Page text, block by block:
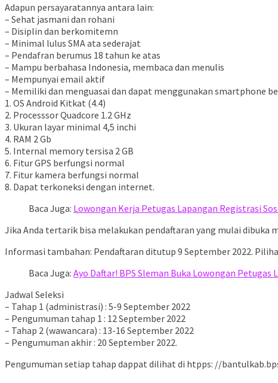
Adapun persayaratannya antara lain:
– Sehat jasmani dan rohani
– Disiplin dan berkomitemn
– Minimal lulus SMA ata sederajat
– Pendafran berumus 18 tahun ke atas
– Mampu berbahasa Indonesia, membaca dan menulis
– Mempunyai email aktif
– Memiliki dan menguasai dan dapat menggunakan smartphone
1. OS Android Kitkat (4.4)
2. Processsor Quadcore 1.2 GHz
3. Ukuran layar minimal 4,5 inchi
4. RAM 2 Gb
5. Internal memory tersisa 2 GB
6. Fitur GPS berfungsi normal
7. Fitur kamera berfungsi normal
8. Dapat terkoneksi dengan internet.
Baca Juga: Lowongan Kerja Petugas Lapangan Registrasi
Jika Anda tertarik bisa melakukan pendaftaran yang mulai dibuka
Informasi tambahan: Pendaftaran ditutup 9 September 2022.
Baca Juga: Ayo Daftar! BPS Sleman Buka Lowongan Petugas
Jadwal Seleksi
– Tahap 1 (administrasi) : 5-9 September 2022
– Pengumuman tahap 1 : 12 September 2022
– Tahap 2 (wawancara) : 13-16 September 2022
– Pengumuman akhir : 20 September 2022.
Pengumuman setiap tahap dappat dilihat di htpps: //